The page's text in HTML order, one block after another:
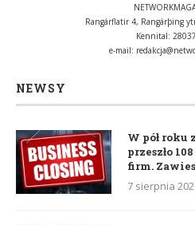
Rangárflatir 4, Rangárþing
Kennital:
e-mail:
NEWSY
W pół roku
przeszło
firm.
7 sierpnia